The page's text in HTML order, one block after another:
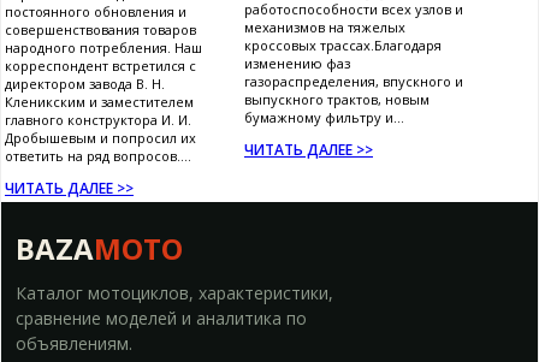
постоянного обновления и
совершенствования товаров
народного потребления. Наш
корреспондент встретился с
директором завода В. Н.
Кленикским и заместителем
главного конструктора И. И.
Дробышевым и попросил их
ответить на ряд вопросов....
ЧИТАТЬ ДАЛЕЕ >>
работоспособности всех узлов и
механизмов на тяжелых
кроссовых трассах.Благодаря
изменению фаз
газораспределения, впускного и
выпускного трактов, новым
бумажному фильтру и...
ЧИТАТЬ ДАЛЕЕ >>
BAZAMOTO
Каталог мотоциклов, характеристики,
сравнение моделей и аналитика по
объявлениям.